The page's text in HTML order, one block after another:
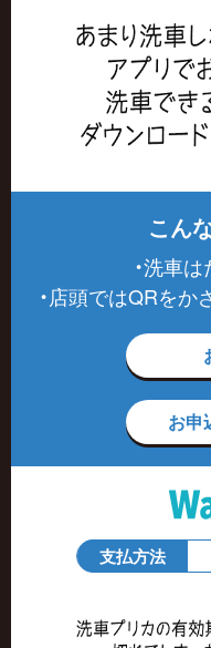
こん
・洗車
・店頭ではQRを
お申
支払方法